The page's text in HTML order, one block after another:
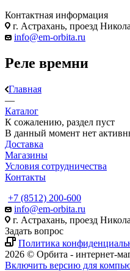
Контактная информация
г. Астрахань, проезд
info@em-orbita.ru
Реле времни
Главная
—
Каталог
К сожалению, раздел пуст
В данный момент нет
Доставка
Магазины
Условия сотрудничества
Контакты
+7 (8512) 200-600
info@em-orbita.ru
г. Астрахань, проезд
Задать вопрос
Политика
2026 © Орбита - интернет-
Включить версию для